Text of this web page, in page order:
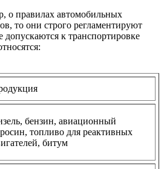
о правилах автомобильных
то они строго регламентируют
допускаются к транспортировке
бензин, авиационный
топливо для реактивных
битум